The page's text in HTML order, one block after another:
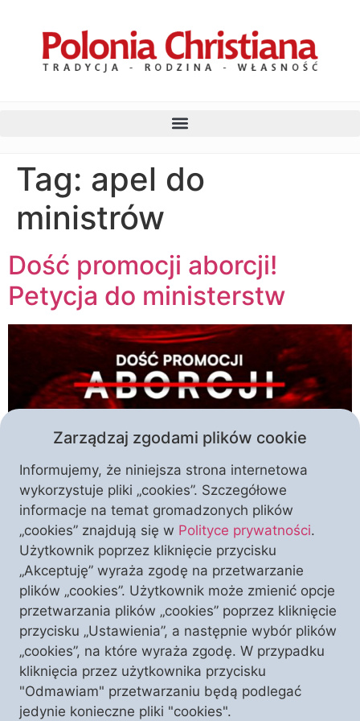
Tag: apel do
ministrów
Dość promocji aborcji!
Petycja do ministerstw
Czytając ze zrozumieniem akty prawa dotyczące
ochrony życia nie można mieć wątpliwości, że
organy państwa są zobowiązane do ochrony życia
ludzkiego, także życia dziecka poczętego. Niedawne
skandaliczne żądanie Ministerstwa Zdrowia oraz
Ministerstwa Rodziny i Polityki Społecznej, które
domagały się promocji aborcji przez organizację
przeciwną zabijaniu dzieci poczętych, świadczą o
rozdwojeniu jaźni na poziomie władz państwowych.
[…]
Zarządzaj zgodami plików cookie
Informujemy, że niniejsza strona internetowa
wykorzystuje pliki „cookies”. Szczegółowe
informacje na temat gromadzonych plików
„cookies” znajdują się w Polityce prywatności.
Użytkownik poprzez kliknięcie przycisku
„Akceptuję” wyraża zgodę na przetwarzanie
plików „cookies”. Użytkownik może zmienić opcje
przetwarzania plików „cookies” poprzez kliknięcie
przycisku „Ustawienia”, a następnie wybór plików
„cookies”, na które wyraża zgodę. W przypadku
kliknięcia przez użytkownika przycisku
"Odmawiam" przetwarzaniu będą podlegać
jedynie konieczne pliki "cookies".